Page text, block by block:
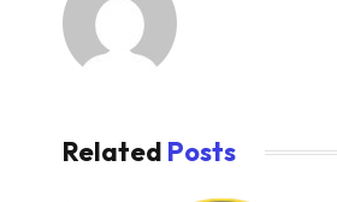
Related Posts